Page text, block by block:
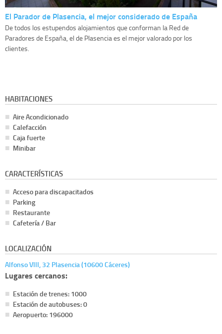
El Parador de Plasencia, el mejor considerado de España
De todos los estupendos alojamientos que conforman la Red de
Paradores de España, el de Plasencia es el mejor valorado por los
clientes.
HABITACIONES
Aire Acondicionado
Calefacción
Caja fuerte
Minibar
CARACTERÍSTICAS
Acceso para discapacitados
Parking
Restaurante
Cafetería / Bar
LOCALIZACIÓN
Alfonso VIII, 32 Plasencia (10600 Cáceres)
Lugares cercanos:
Estación de trenes: 1000
Estación de autobuses: 0
Aeropuerto: 196000